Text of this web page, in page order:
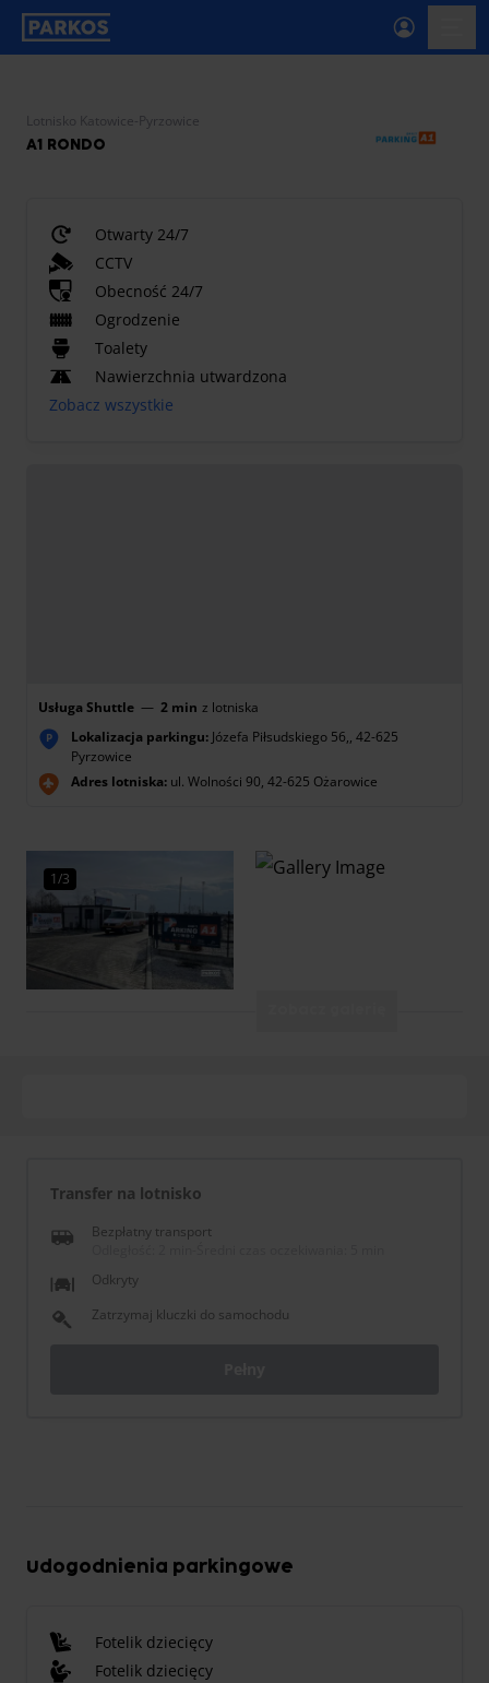
etykieta-nawigacji-głównej
Lotnisko Katowice-Pyrzowice
A1 RONDO
Otwarty 24/7
CCTV
Obecność 24/7
Ogrodzenie
Toalety
Nawierzchnia utwardzona
Zobacz wszystkie
Usługa Shuttle — 2 min z lotniska
P Lokalizacja parkingu: Józefa Piłsudskiego 56,, 42-625
Pyrzowice
Adres lotniska: ul. Wolności 90, 42-625 Ożarowice
1/3
Transfer na lotnisko
Bezpłatny transport
Odkryty
Zatrzymaj kluczki do samochodu
Udogodnienia parkingowe
Fotelik dziecięcy
Fotelik dziecięcy